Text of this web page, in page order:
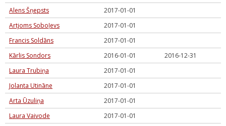
Alens Šņepsts
2017-01-01
Artjoms Soboļevs
2017-01-01
Francis Soldāns
2017-01-01
Kārlis Sondors
2016-01-01
2016-12-31
Laura Trubiņa
2017-01-01
Jolanta Utināne
2017-01-01
Arta Ūzuliņa
2017-01-01
Laura Vaivode
2017-01-01